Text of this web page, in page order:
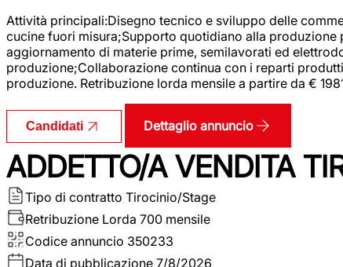
Attività principali:Disegno tecnico e sviluppo delle
cucine fuori misura;Supporto quotidiano alla
aggiornamento di materie prime, semilavorati ed
produzione;Collaborazione continua con i reparti
produzione. Retribuzione lorda mensile a partire da €
Candidati Dettaglio annuncio
ADDETTO/A VENDITA
Tipo di contratto Tirocinio/Stage
Retribuzione Lorda 700 mensile
Codice annuncio 350233
Data di pubblicazione 7/8/2026